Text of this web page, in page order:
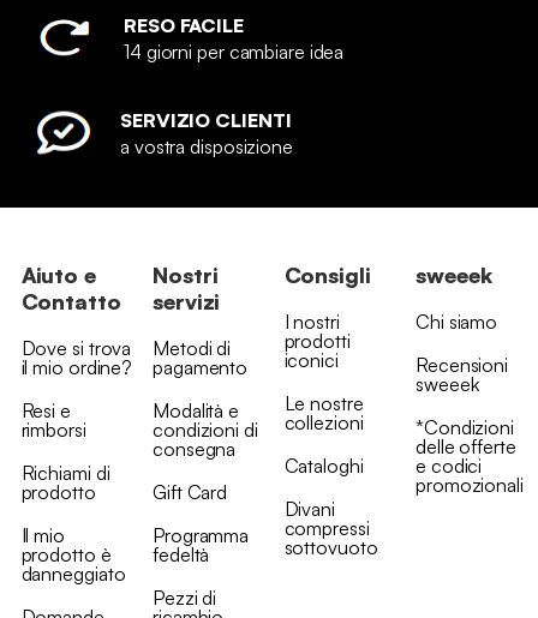
RESO FACILE
14 giorni per cambiare idea
SERVIZIO CLIENTI
a vostra disposizione
Aiuto e
Contatto
Dove si trova
il mio ordine?
Resi e
rimborsi
Richiami di
prodotto
Il mio
prodotto è
danneggiato
Nostri
servizi
Metodi di
pagamento
Modalità e
condizioni di
consegna
Gift Card
Programma
fedeltà
Pezzi di
Consigli
I nostri
prodotti
iconici
Le nostre
collezioni
Cataloghi
Divani
compressi
sottovuoto
sweeek
Chi siamo
Recensioni
sweeek
*Condizioni
delle offerte
e codici
promozionali